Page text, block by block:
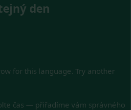
den
for this language. Try another
čas — přiřadíme vám správného